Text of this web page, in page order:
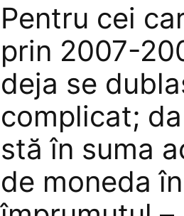
Pentru cei
prin 2007-
deja se
complicat;
stă în suma
de moneda